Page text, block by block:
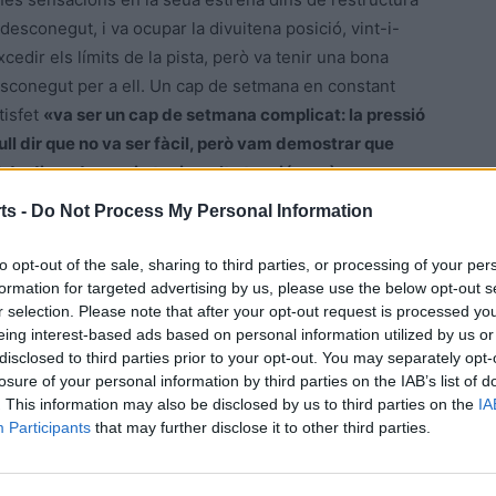
- Do Not Process My Personal Information
opt-out of the sale, sharing to third parties, or processing of your
for targeted advertising by us, please use the below opt-out
selection. Please note that after your opt-out request is processed
interest-based ads based on personal information utilized by us
to third parties prior to your opt-out. You may separately
of your personal information by third parties on the IAB’s list of
This information may also be disclosed by us to third parties on the
Participants that may further disclose it to other third parties.
i va ocupar la divuitena posició, vint-i-
els límits de la pista, però va tenir una bona
per a ell. Un cap de setmana en constant
«va ser un cap de setmana complicat: la pressió
dir que no va ser fàcil, però vam demostrar que
divendres vaig tenir molta tensió, però vam
també les difícils condicions de la pista. És la
satisfet, amb la moto, vaig trobar bones sensacions
en el Mundial de Velocitat després del seu debut
0.0, al circuit aragonès de Motroland d’Alcanyís com
prova del traçat de Buriram de Tailàndia.